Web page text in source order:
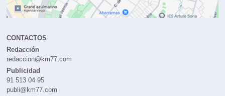
CONTACTOS
Redacción
redaccion@km77.com
Publicidad
91 513 04 95
publi@km77.com